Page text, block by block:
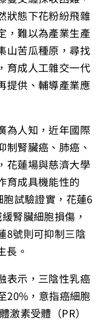
態下花粉紛飛雜
難以為產業生產
苦瓜種原，尋找
成人工雜交一代
供、輔導產業應
人知，近年國際
腎臟癌、肺癌、
蓮場與慈濟大學
成具機能性的
試驗證實，花蓮6
腎臟細胞損傷，
號則可抑制三陰
。
示，三陰性乳癌
，意指癌細胞
素受體（PR）